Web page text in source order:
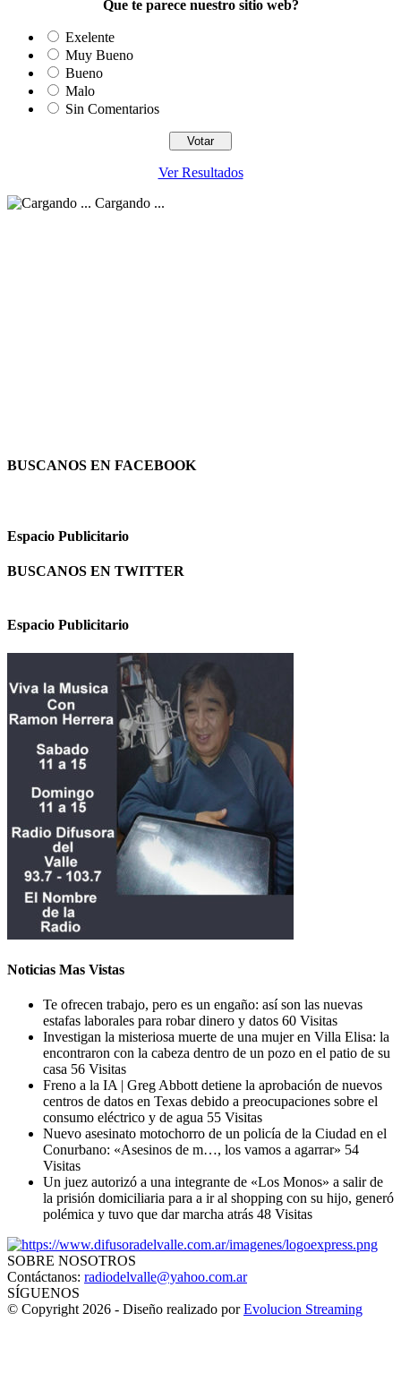
Que te parece nuestro sitio web?
Exelente
Muy Bueno
Bueno
Malo
Sin Comentarios
Ver Resultados
Cargando ...
BUSCANOS EN FACEBOOK
Espacio Publicitario
BUSCANOS EN TWITTER
Espacio Publicitario
Noticias Mas Vistas
Te ofrecen trabajo, pero es un engaño: así son las nuevas
estafas laborales para robar dinero y datos 60 Visitas
Investigan la misteriosa muerte de una mujer en Villa Elisa: la
encontraron con la cabeza dentro de un pozo en el patio de su
casa 56 Visitas
Freno a la IA | Greg Abbott detiene la aprobación de nuevos
centros de datos en Texas debido a preocupaciones sobre el
consumo eléctrico y de agua 55 Visitas
Nuevo asesinato motochorro de un policía de la Ciudad en el
Conurbano: «Asesinos de m…, los vamos a agarrar» 54
Visitas
Un juez autorizó a una integrante de «Los Monos» a salir de
la prisión domiciliaria para a ir al shopping con su hijo, generó
polémica y tuvo que dar marcha atrás 48 Visitas
SOBRE NOSOTROS
Contáctanos: radiodelvalle@yahoo.com.ar
SÍGUENOS
© Copyright 2026 - Diseño realizado porEvolucion Streaming